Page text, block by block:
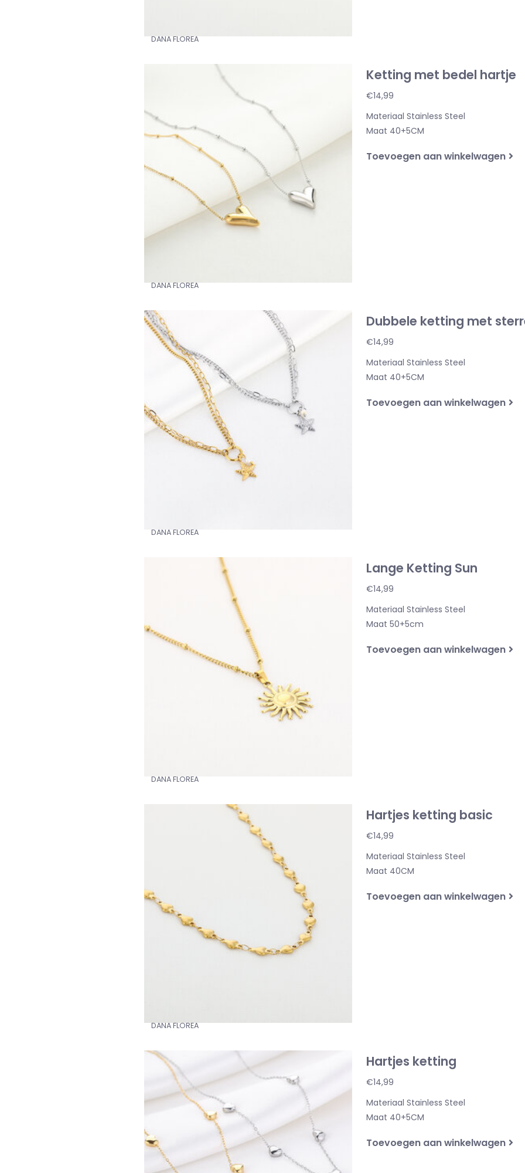
DANA FLOREA
Ketting met bedel hartje
€14,99
Materiaal Stainless Steel
Maat 40+5CM
Toevoegen aan winkelwagen
DANA FLOREA
Dubbele ketting met
€14,99
Materiaal Stainless Steel
Maat 40+5CM
Toevoegen aan winkelwagen
DANA FLOREA
Lange Ketting Sun
€14,99
Materiaal Stainless Steel
Maat 50+5cm
Toevoegen aan winkelwagen
DANA FLOREA
Hartjes ketting basic
€14,99
Materiaal Stainless Steel
Maat 40CM
Toevoegen aan winkelwagen
DANA FLOREA
Hartjes ketting
€14,99
Materiaal Stainless Steel
Maat 40+5CM
Toevoegen aan winkelwagen